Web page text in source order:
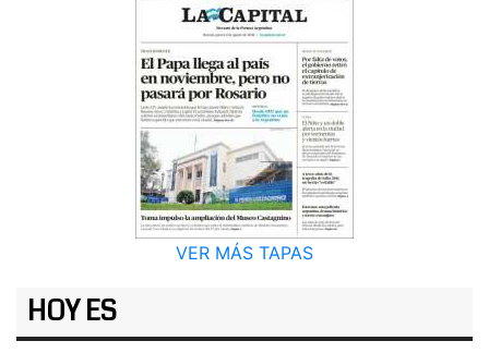
VER MÁS TAPAS
HOY ES